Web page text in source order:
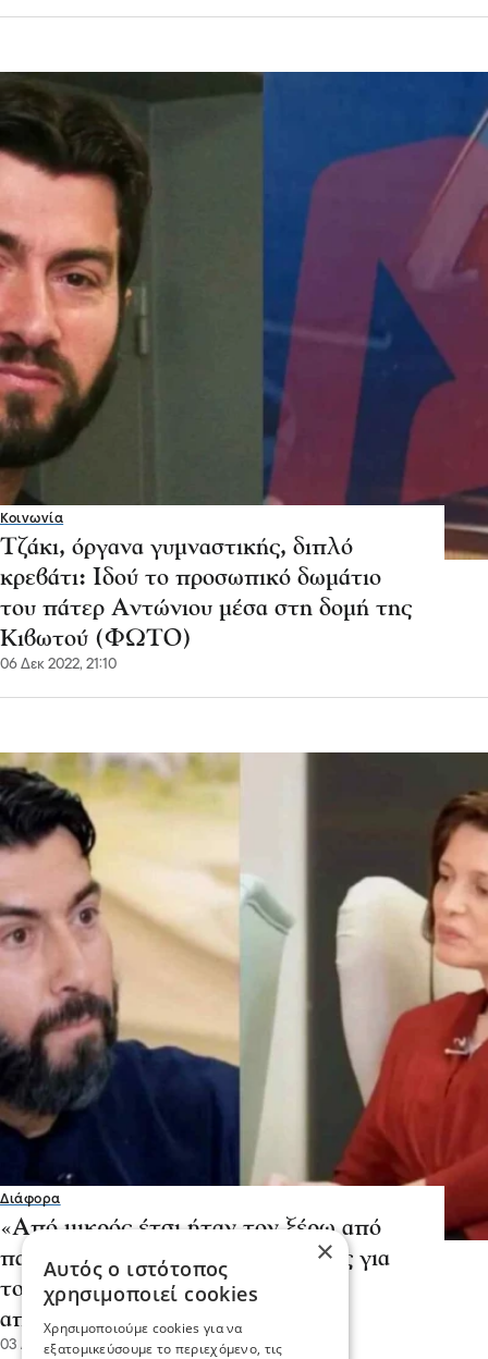
Κοινωνία
Τζάκι, όργανα γυμναστικής, διπλό
κρεβάτι: Ιδού το προσωπικό δωμάτιο
του πάτερ Αντώνιου μέσα στη δομή της
Κιβωτού (ΦΩΤΟ)
06 Δεκ 2022, 21:10
Διάφορα
«Από μικρός έτσι ήταν τον ξέρω από
παιδί»: Τα λόγια της πρεσβυτέρας για
τον πατέρ Αντώνιο πριν τις
αποκαλύψεις
03 Δεκ 2022, 17:32
×
Αυτός ο ιστότοπος
χρησιμοποιεί cookies
Χρησιμοποιούμε cookies για να
εξατομικεύσουμε το περιεχόμενο, τις